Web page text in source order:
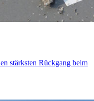
stärksten Rückgang beim